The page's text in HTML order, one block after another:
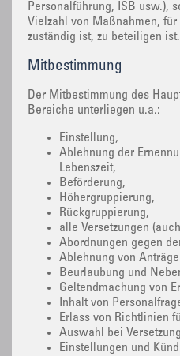
Personalführung, ISB usw.),
Vielzahl von Maßnahmen,
zuständig ist, zu beteiligen ist.
Mitbestimmung
Der Mitbestimmung des
Bereiche unterliegen u.a.:
Einstellung,
Ablehnung der
Lebenszeit,
Beförderung,
Höhergruppierung,
Rückgruppierung,
alle Versetzungen
Abordnungen gegen
Ablehnung von
Beurlaubung und
Geltendmachung von
Inhalt von
Erlass von Richtlinien
Auswahl bei
Einstellungen und